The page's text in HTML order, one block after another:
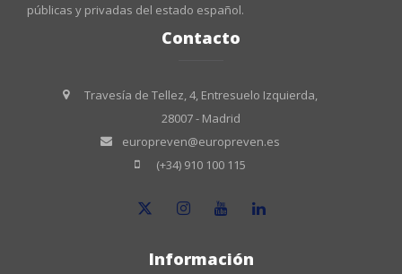
públicas y privadas del estado español.
Contacto
Travesía de Tellez, 4, Entresuelo Izquierda,
28007 - Madrid
europreven@europreven.es
(+34) 910 100 115
Información